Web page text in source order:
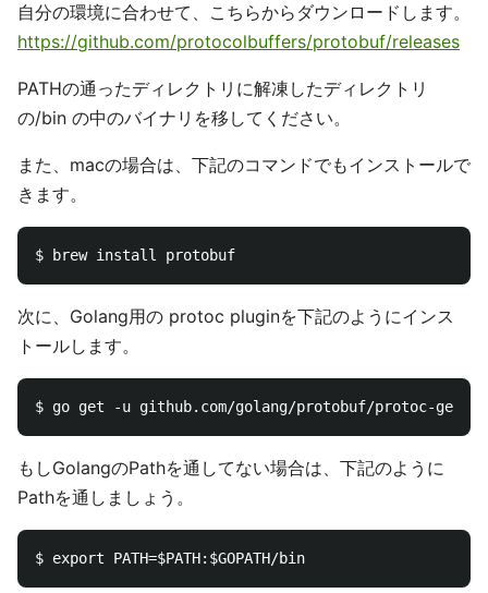
自分の環境に合わせて、こちらからダウンロードします。
https://github.com/protocolbuffers/protobuf/releases
PATHの通ったディレクトリに解凍したディレクトリ
の/bin の中のバイナリを移してください。
また、macの場合は、下記のコマンドでもインストールで
きます。
次に、Golang用の protoc pluginを下記のようにインス
トールします。
もしGolangのPathを通してない場合は、下記のように
Pathを通しましょう。